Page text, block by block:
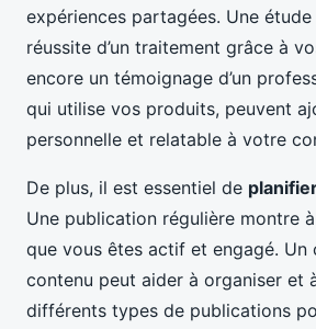
expériences partagées. Une
réussite d’un traitement grâce à
encore un témoignage d’un
qui utilise vos produits, peuvent
personnelle et relatable à votre
De plus, il est essentiel de
Une publication régulière montre
que vous êtes actif et engagé. Un
contenu peut aider à organiser et
différents types de publications